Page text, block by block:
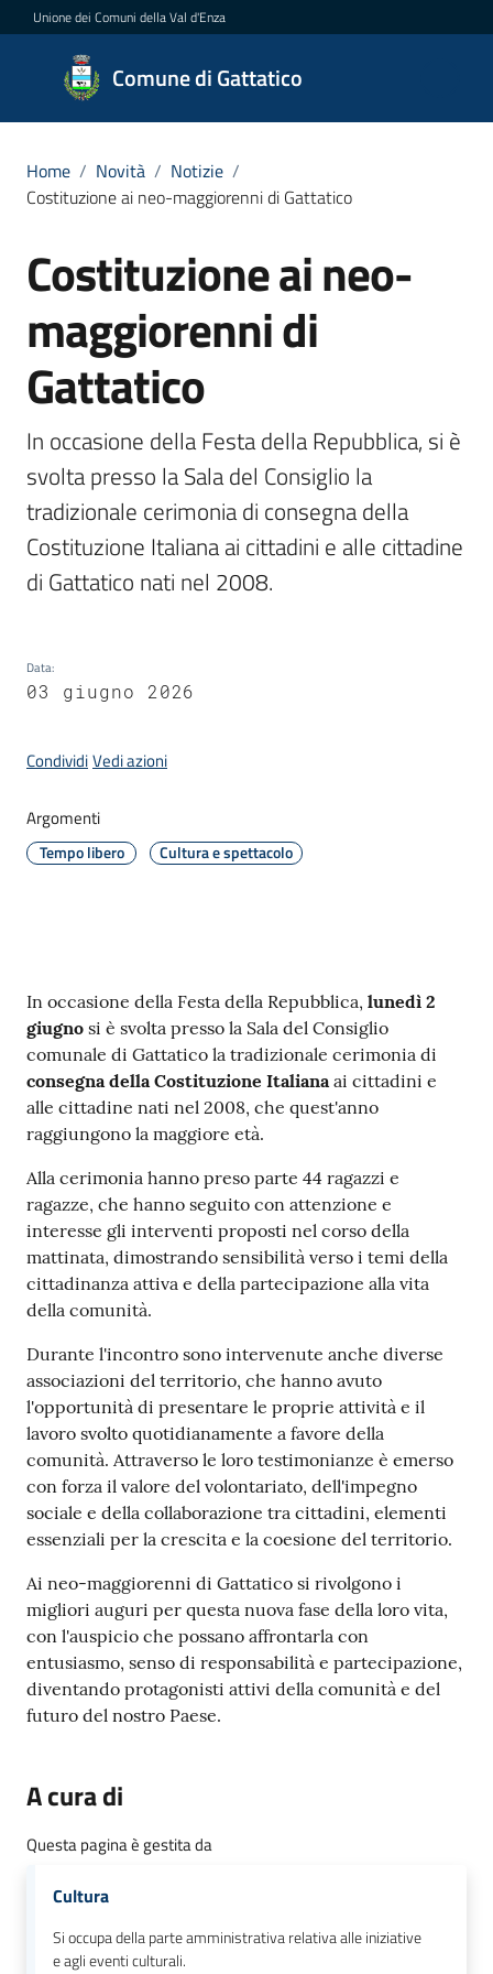
Vai al contenuto
Vai alla navigazione
Vai al footer
Unione dei Comuni della Val d'Enza
Comune di Gattatico
Comune
di
Novità
Menu selezionato
Servizi
il
Comune
b
o
e
o
r
gli
argomenti...
Seguici
su
Home / Novità / Notizie /
Costituzione ai neo-maggiorenni di Gattatico
Salta al contenuto
Costituzione ai neo-
maggiorenni di
Gattatico
In occasione della Festa della Repubblica, si è
svolta presso la Sala del Consiglio la
tradizionale cerimonia di consegna della
Costituzione Italiana ai cittadini e alle cittadine
di Gattatico nati nel 2008.
Data:
03 giugno 2026
CondividiVedi azioni
Argomenti
Tempo libero Cultura e spettacolo
Contenuto
In occasione della Festa della Repubblica, lunedì 2
giugno si è svolta presso la Sala del Consiglio
comunale di Gattatico la tradizionale cerimonia di
consegna della Costituzione Italianaai cittadini e
alle cittadine nati nel 2008, che quest'anno
raggiungono la maggiore età.
Alla cerimonia hanno preso parte 44 ragazzi e
ragazze, che hanno seguito con attenzione e
interesse gli interventi proposti nel corso della
mattinata, dimostrando sensibilità verso i temi della
cittadinanza attiva e della partecipazione alla vita
della comunità.
Durante l'incontro sono intervenute anche diverse
associazioni del territorio, che hanno avuto
l'opportunità di presentare le proprie attività e il
lavoro svolto quotidianamente a favore della
comunità. Attraverso le loro testimonianze è emerso
con forza il valore del volontariato, dell'impegno
sociale e della collaborazione tra cittadini, elementi
essenziali per la crescita e la coesione del territorio.
Ai neo-maggiorenni di Gattatico si rivolgono i
migliori auguri per questa nuova fase della loro vita,
con l'auspicio che possano affrontarla con
entusiasmo, senso di responsabilità e partecipazione,
diventando protagonisti attivi della comunità e del
futuro del nostro Paese.
A cura di
Questa pagina è gestita da
Cultura
Si occupa della parte amministrativa relativa alle iniziative
e agli eventi culturali.